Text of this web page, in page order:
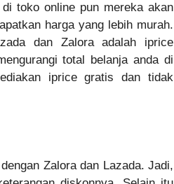
toko online pun mereka akan
harga yang lebih murah.
dan Zalora adalah iprice
total belanja anda di
iprice gratis dan tidak
Zalora dan Lazada. Jadi,